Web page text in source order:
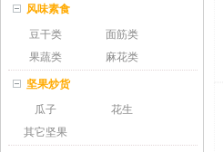
风味素食
豆干类
面筋类
果蔬类
麻花类
坚果炒货
瓜子
花生
其它坚果